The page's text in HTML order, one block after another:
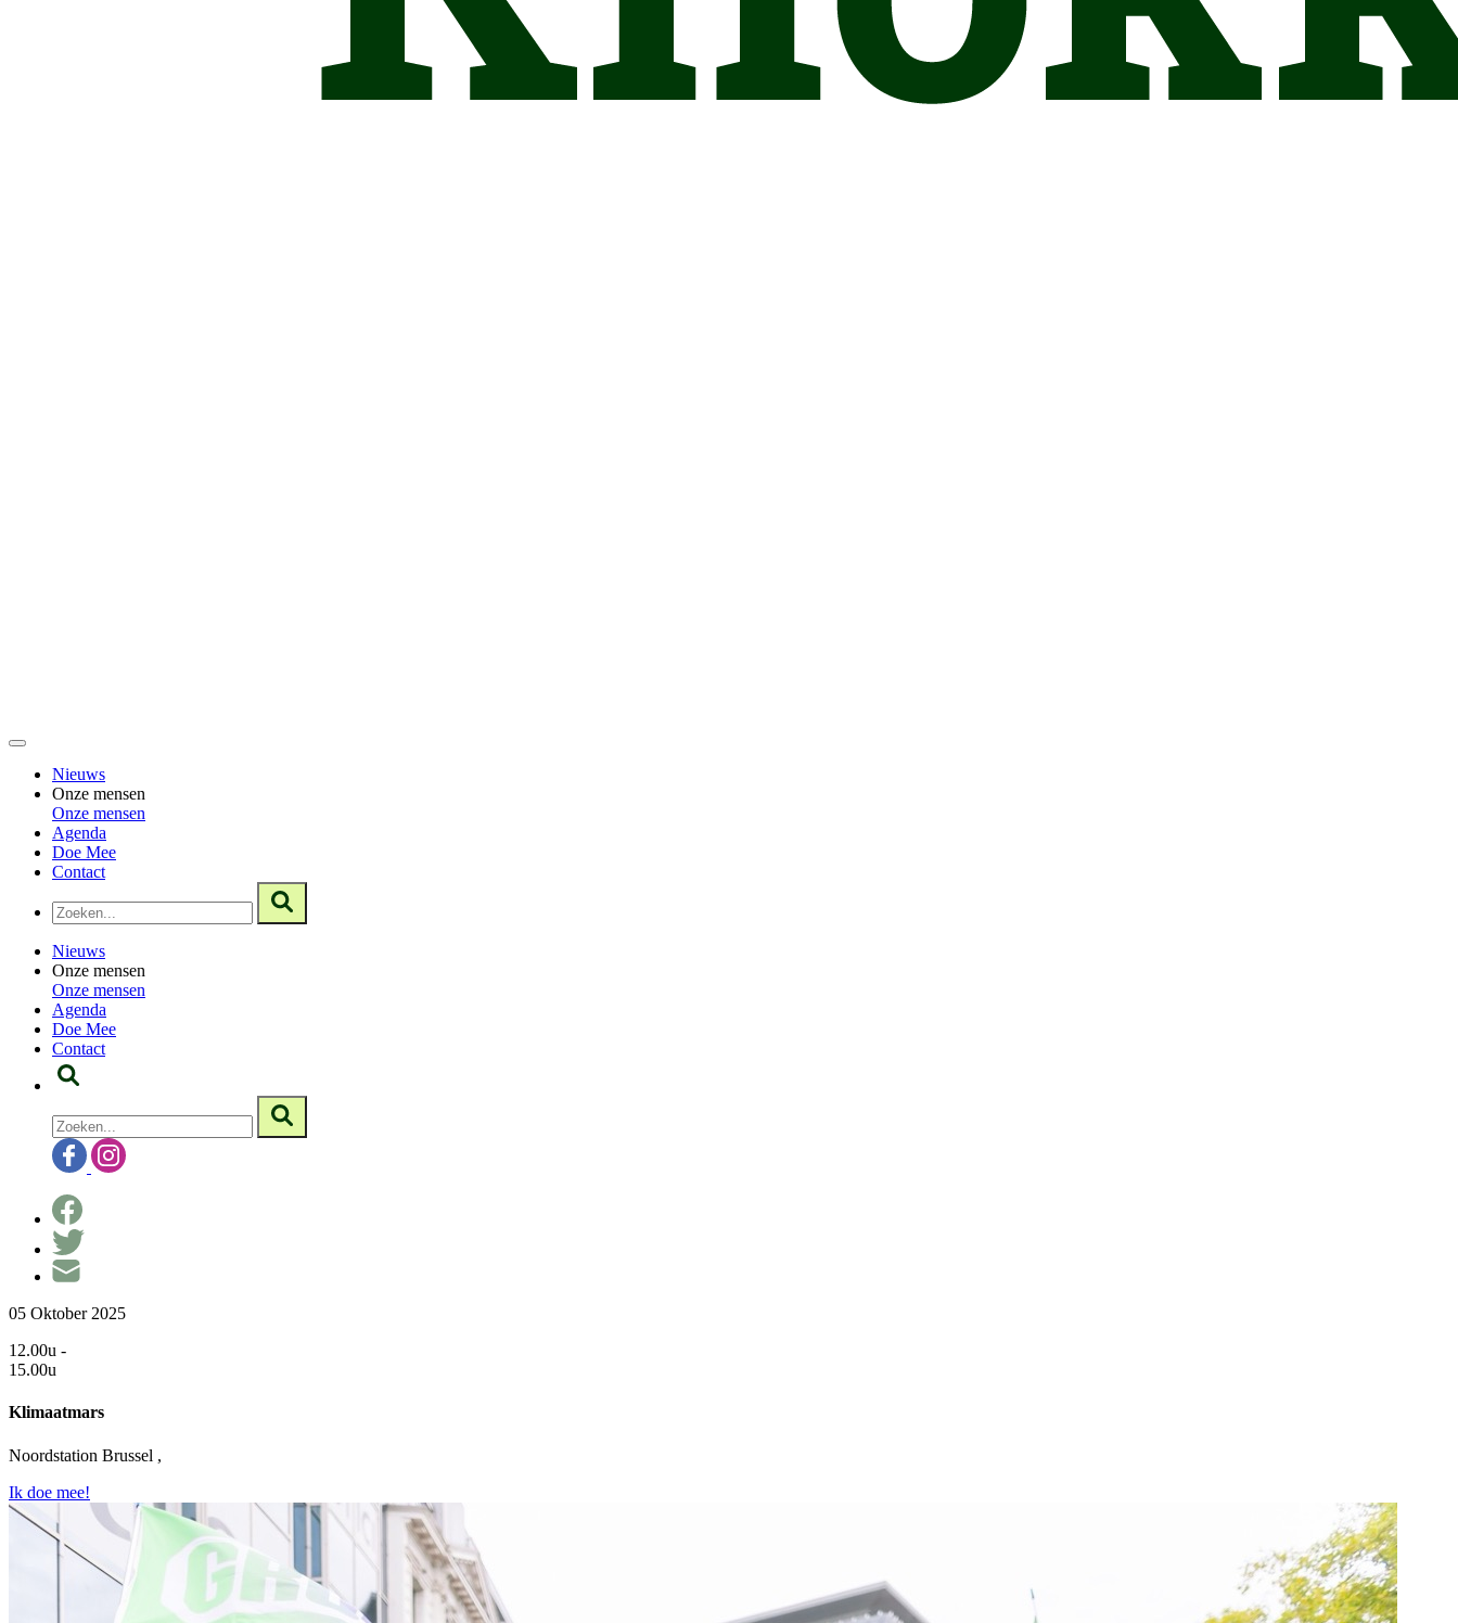
Nieuws
Onze mensen
Onze mensen
Agenda
Doe Mee
Contact
Nieuws
Onze mensen
Onze mensen
Agenda
Doe Mee
Contact
05 Oktober 2025
12.00u -
15.00u
Klimaatmars
Noordstation Brussel ,
Ik doe mee!